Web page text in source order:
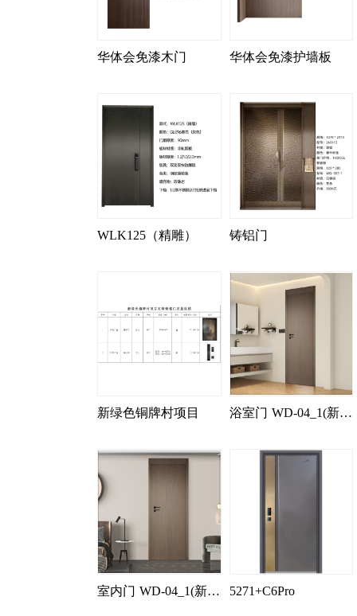
华体会免漆木门 华体会免漆护墙板
WLK125（精雕） 铸铝门
新绿色铜牌村项目 浴室门 WD-04_1(新增
室内门 WD-04_1(新增三胺橡木色)
5271+C6Pro